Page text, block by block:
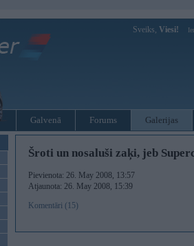
Sveiks, Viesi!
Galvenā Forums Galerijas
Šroti un nosaluši zaķi, jeb
Pievienota: 26. May 2008, 13:57
Atjaunota: 26. May 2008, 15:39
Komentāri (15)